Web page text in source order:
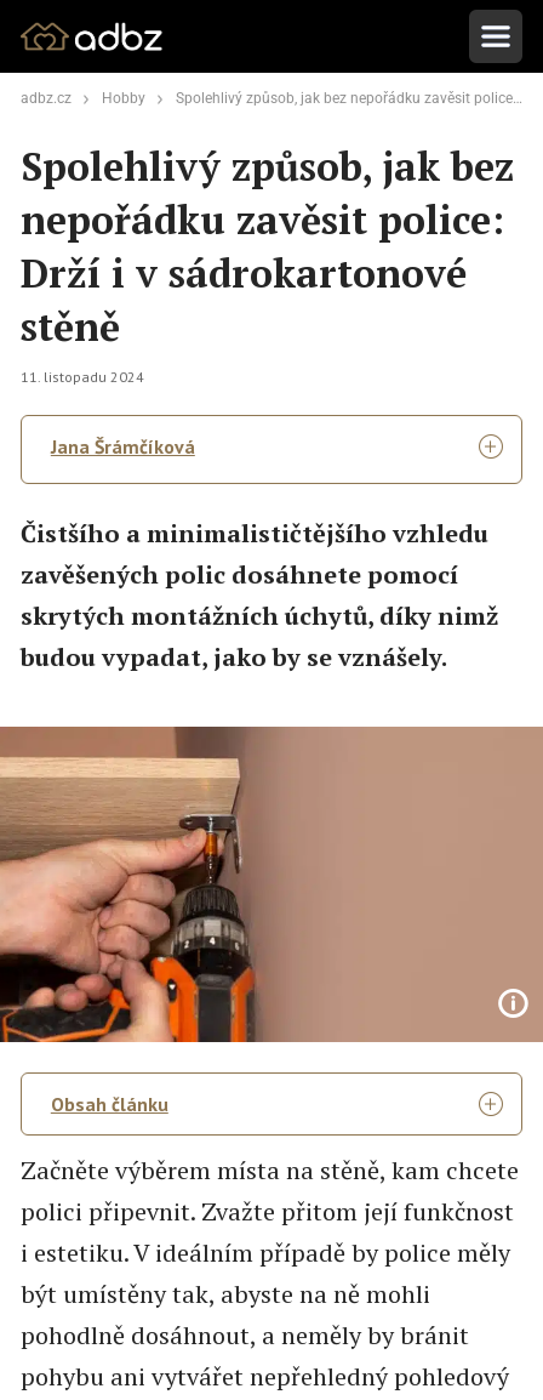
adbz.cz Hobby Spolehlivý způsob, jak bez nepořádku zavěsit police: Drží i v sádrokartonové stěně
Spolehlivý způsob, jak bez
nepořádku zavěsit police:
Drží i v sádrokartonové
stěně
11. listopadu 2024
Jana Šrámčíková
Čistšího a minimalističtějšího vzhledu
zavěšených polic dosáhnete pomocí
skrytých montážních úchytů, díky nimž
budou vypadat, jako by se vznášely.
Obsah článku
Začněte výběrem místa na stěně, kam chcete
polici připevnit. Zvažte přitom její funkčnost
i estetiku. V ideálním případě by police měly
být umístěny tak, abyste na ně mohli
pohodlně dosáhnout, a neměly by bránit
pohybu ani vytvářet nepřehledný pohledový